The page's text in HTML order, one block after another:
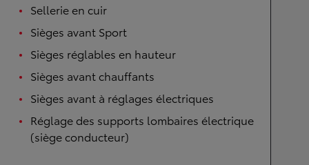
Sellerie en cuir
Sièges avant Sport
Sièges réglables en hauteur
Sièges avant chauffants
Sièges avant à réglages électriques
Réglage des supports lombaires électrique
(siège conducteur)